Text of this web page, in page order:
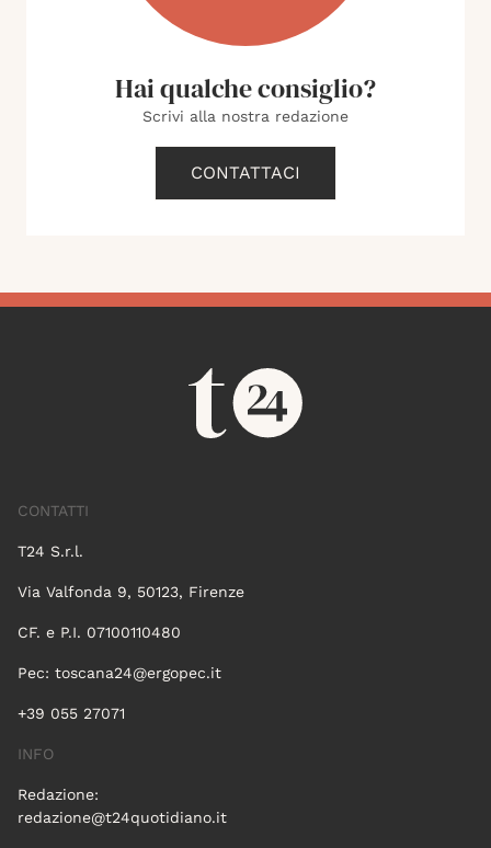
Hai qualche consiglio?
Scrivi alla nostra redazione
CONTATTACI
CONTATTI
T24 S.r.l.
Via Valfonda 9, 50123, Firenze
CF. e P.I. 07100110480
Pec: toscana24@ergopec.it
+39 055 27071
INFO
Redazione:
redazione@t24quotidiano.it